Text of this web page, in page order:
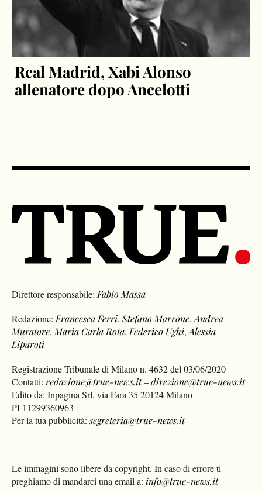
Real Madrid, Xabi Alonso
allenatore dopo Ancelotti
Direttore responsabile:Fabio Massa
Redazione:Francesca Ferri,Stefano Marrone,Andrea
Muratore,Maria Carla Rota,Federico Ughi,Alessia
Liparoti
Registrazione Tribunale di Milano n. 4632 del 03/06/2020
Contatti:redazione@true-news.it–direzione@true-news.it
Edito da: Inpagina Srl, via Fara 35 20124 Milano
PI 11299360963
Per la tua pubblicità:segreteria@true-news.it
Le immagini sono libere da copyright. In caso di errore ti
preghiamo di mandarci una email a: info@true-news.it